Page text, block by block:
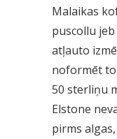
Malaikas
puscollu
atļauto
noformēt
50 sterliņu
Elstone
pirms